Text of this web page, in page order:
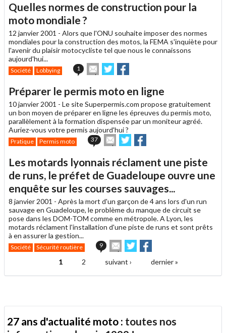
à
un
ami
Quelles normes de construction pour la
moto mondiale ?
12 janvier 2001 - Alors que l'ONU souhaite imposer des normes
mondiales pour la construction des motos, la FEMA s'inquiète pour
l'avenir du plaisir motocycliste tel que nous le connaissons
aujourd'hui...
Société Lobbying 1
Envoyer
cet
à
un
ami
Partager
sur sur
Préparer le permis moto en ligne
10 janvier 2001 - Le site Superpermis.com propose gratuitement
un bon moyen de préparer en ligne les épreuves du permis moto,
parallèlement à la formation dispensée par un moniteur agréé.
Auriez-vous votre permis aujourd'hui ?
Pratique Permis moto 37
Envoyer
cet
à
un
ami
Partager
sur sur
Les motards lyonnais réclament une piste
de runs, le préfet de Guadeloupe ouvre une
enquête sur les courses sauvages...
8 janvier 2001 - Après la mort d'un garçon de 4 ans lors d'un run
sauvage en Guadeloupe, le problème du manque de circuit se
pose dans les DOM-TOM comme en métropole. A Lyon, les
motards réclament l'installation d'une piste de runs et sont prêts
à en assurer la gestion...
Société Sécurité routière 9
Envoyer
cet
article
un
Partager
sur
Twitter
sur
Facebook
1 2 suivant › dernier »
27 ans d'actualité moto : toutes nos